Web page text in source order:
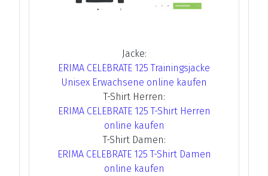
Jacke:
ERIMA CELEBRATE 125 Trainingsjacke
Unisex Erwachsene online kaufen
T-Shirt Herren:
ERIMA CELEBRATE 125 T-Shirt Herren
online kaufen
T-Shirt Damen:
ERIMA CELEBRATE 125 T-Shirt Damen
online kaufen